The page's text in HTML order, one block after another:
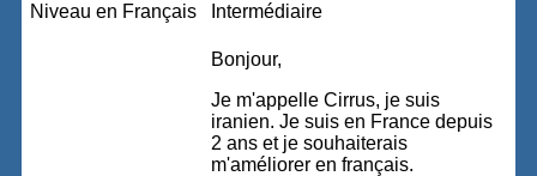
Niveau en Français
Intermédiaire
Bonjour,
Je m'appelle Cirrus, je suis
iranien. Je suis en France depuis
2 ans et je souhaiterais
m'améliorer en français.